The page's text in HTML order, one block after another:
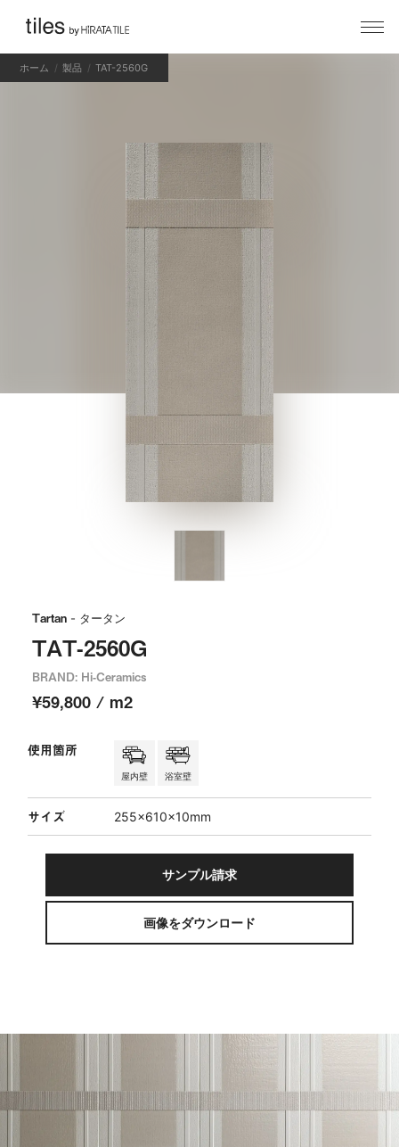
ホーム 製品 TAT-2560G
Tartan - タータン
TAT-2560G
BRAND: Hi-Ceramics
¥59,800 / m2
使用箇所
屋内壁 浴室壁
サイズ 255×610×10mm
サンプル請求
画像をダウンロード